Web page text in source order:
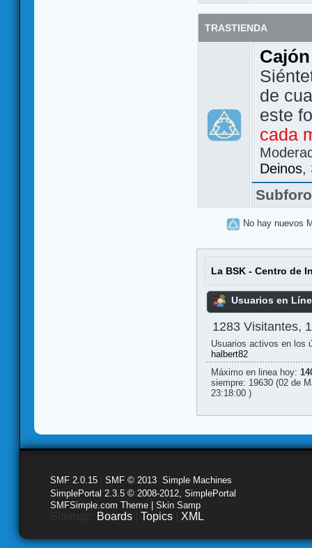
TRASTIENDA
de
este
cada
Deinos,
No hay nuevos
La BSK - Centro de
Usuarios en
1283 Visitantes,
Usuarios activos en los
halbert82
Máximo en linea hoy:
siempre: 19630 (02 de
23:18:00 )
SMF 2.0.15 SMF © 2013 Simple Machines
SimplePortal 2.3.5 © 2008-2012, SimplePortal
SMFSimple.com Theme | Skin Samp
Boards Topics XML